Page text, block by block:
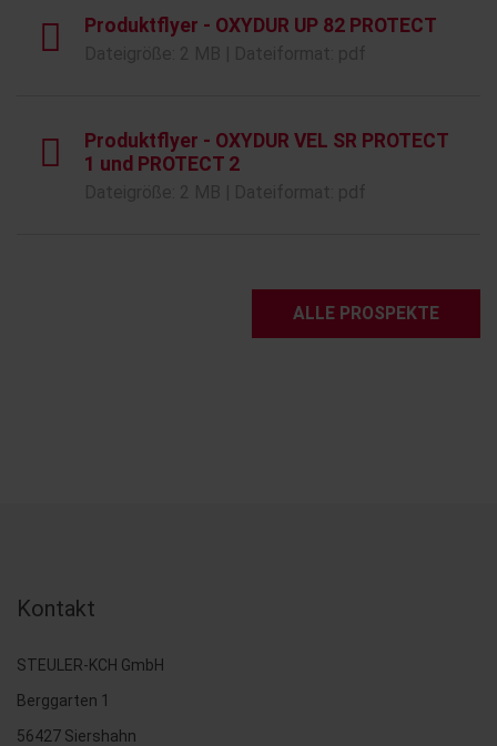
Produktflyer - OXYDUR UP 82 PROTECT
Produktflyer - OXYDUR VEL SR PROTECT
1 und PROTECT 2
ALLE PROSPEKTE
Kontakt
STEULER-KCH GmbH
Berggarten 1
56427 Siershahn